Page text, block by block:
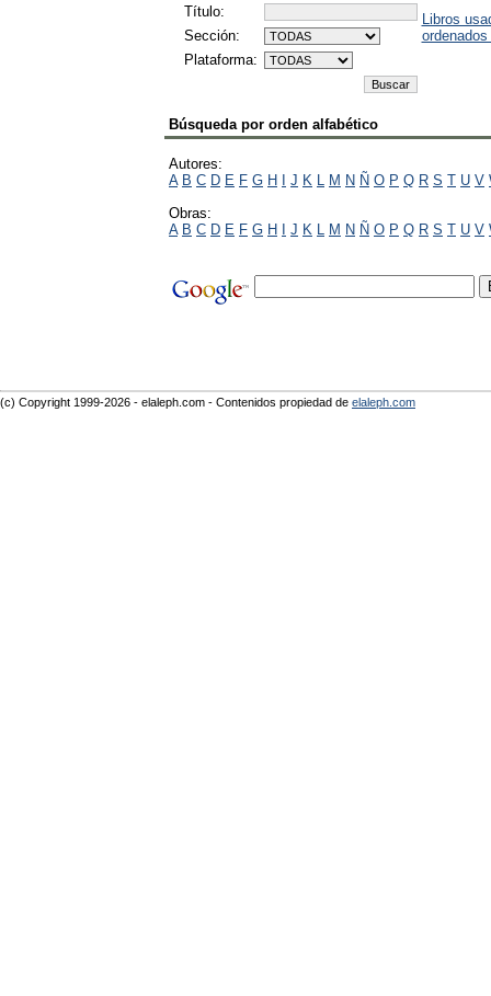
Título:
Sección:
Plataforma:
Libros
Búsqueda por orden alfabético
Autores:
A B C D E F G H I J K L M N Ñ O P Q R S T U V
Obras:
A B C D E F G H I J K L M N Ñ O P Q R S T U V
(c) Copyright 1999-2026 - elaleph.com - Contenidos propiedad de elaleph.com